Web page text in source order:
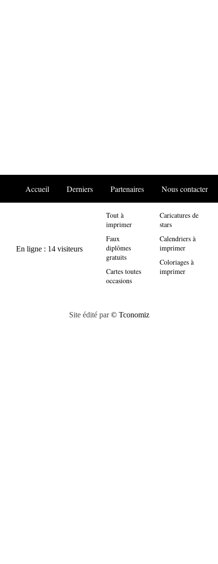
Accueil Derniers Partenaires Nous contacter
Tout à
imprimer
Faux
diplômes
gratuits
Cartes toutes
occasions
Caricatures de
stars
Calendriers à
imprimer
Coloriages à
imprimer
Site édité par© Tconomiz